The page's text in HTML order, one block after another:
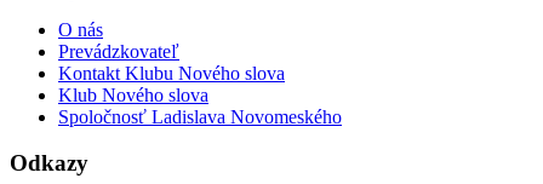
O nás
Prevádzkovateľ
Kontakt Klubu Nového slova
Klub Nového slova
Spoločnosť Ladislava Novomeského
Odkazy